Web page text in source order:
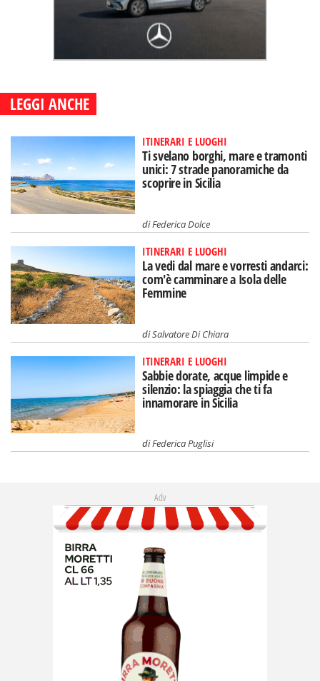
LEGGI ANCHE
ITINERARI E LUOGHI
Ti svelano borghi, mare e tramonti
unici: 7 strade panoramiche da
scoprire in Sicilia
diFederica Dolce
ITINERARI E LUOGHI
La vedi dal mare e vorresti andarci:
com'è camminare a Isola delle
Femmine
diSalvatore Di Chiara
ITINERARI E LUOGHI
Sabbie dorate, acque limpide e
silenzio: la spiaggia che ti fa
innamorare in Sicilia
diFederica Puglisi
Adv